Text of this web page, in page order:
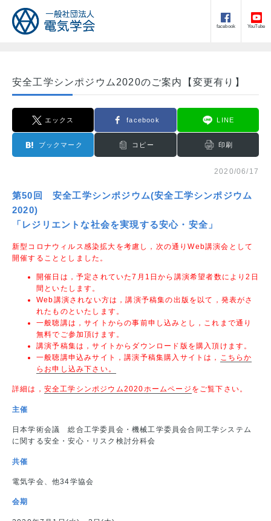
facebook YouTube
安全工学シンポジウム2020のご案内【変更有り】
エックス facebook LINE
ブックマーク コピー 印刷
2020/06/17
第50回 安全工学シンポジウム(安全工学シンポジウム
2020)
「レジリエントな社会を実現する安心・安全」
新型コロナウィルス感染拡大を考慮し，次の通りWeb講演会として
開催することとしました。
開催日は，予定されていた7月1日から講演希望者数により2日
間といたします。
Web講演されない方は，講演予稿集の出版を以て，発表がさ
れたものといたします。
一般聴講は，サイトからの事前申し込みとし，これまで通り
無料でご参加頂けます。
講演予稿集は，サイトからダウンロード版を購入頂けます。
一般聴講申込みサイト，講演予稿集購入サイトは， こちらか
らお申し込み下さい。
詳細は， 安全工学シンポジウム2020ホームページ をご覧下さい。
主催
日本学術会議 総合工学委員会・機械工学委員会合同工学システム
に関する安全・安心・リスク検討分科会
共催
電気学会、他34学協会
会期